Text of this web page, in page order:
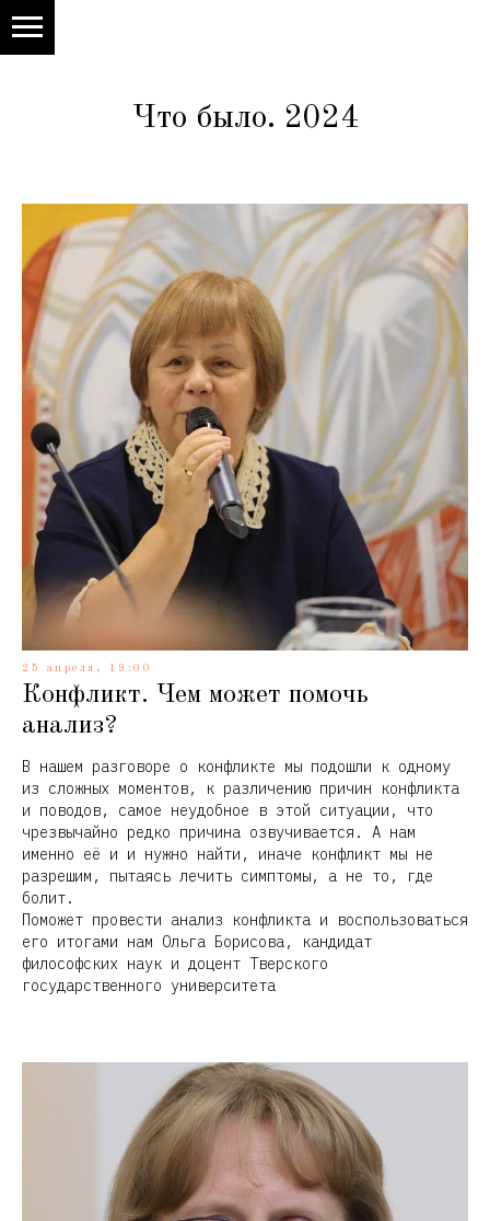
Что было. 2024
25 апреля, 19:00
Конфликт. Чем может помочь
анализ?
В нашем разговоре о конфликте мы подошли к одному
из сложных моментов, к различению причин конфликта
и поводов, самое неудобное в этой ситуации, что
чрезвычайно редко причина озвучивается. А нам
именно её и и нужно найти, иначе конфликт мы не
разрешим, пытаясь лечить симптомы, а не то, где
болит.
Поможет провести анализ конфликта и воспользоваться
его итогами нам Ольга Борисова, кандидат
философских наук и доцент Тверского
государственного университета